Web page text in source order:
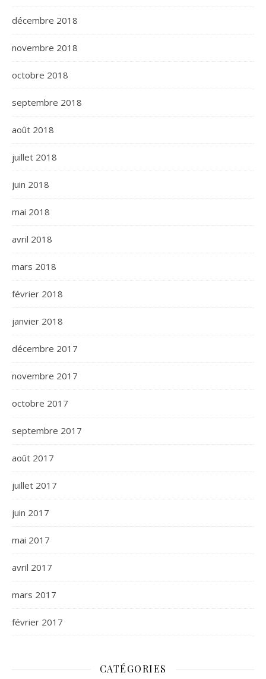
décembre 2018
novembre 2018
octobre 2018
septembre 2018
août 2018
juillet 2018
juin 2018
mai 2018
avril 2018
mars 2018
février 2018
janvier 2018
décembre 2017
novembre 2017
octobre 2017
septembre 2017
août 2017
juillet 2017
juin 2017
mai 2017
avril 2017
mars 2017
février 2017
CATÉGORIES